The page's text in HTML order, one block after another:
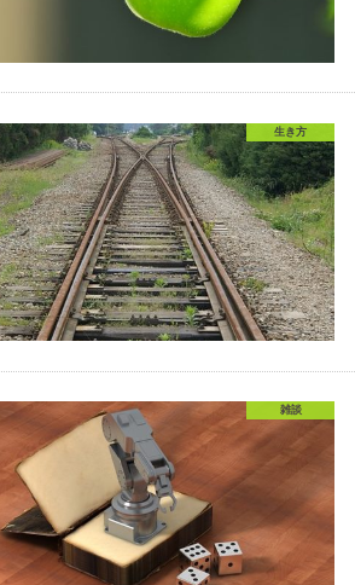
生き方
雑談